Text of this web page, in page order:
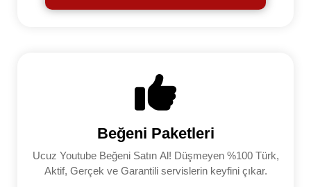
Beğeni Paketleri
Ucuz Youtube Beğeni Satın Al! Düşmeyen %100 Türk,
Aktif, Gerçek ve Garantili servislerin keyfini çıkar.